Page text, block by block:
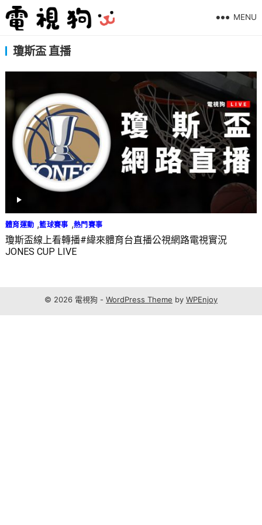
MENU
瓊斯盃 直播
體育運動 ,籃球賽事 ,熱門賽事
瓊斯盃線上看轉播#緯來體育台直播公視網路電視實況
JONES CUP LIVE
© 2026 電視狗 - WordPress Theme by WPEnjoy